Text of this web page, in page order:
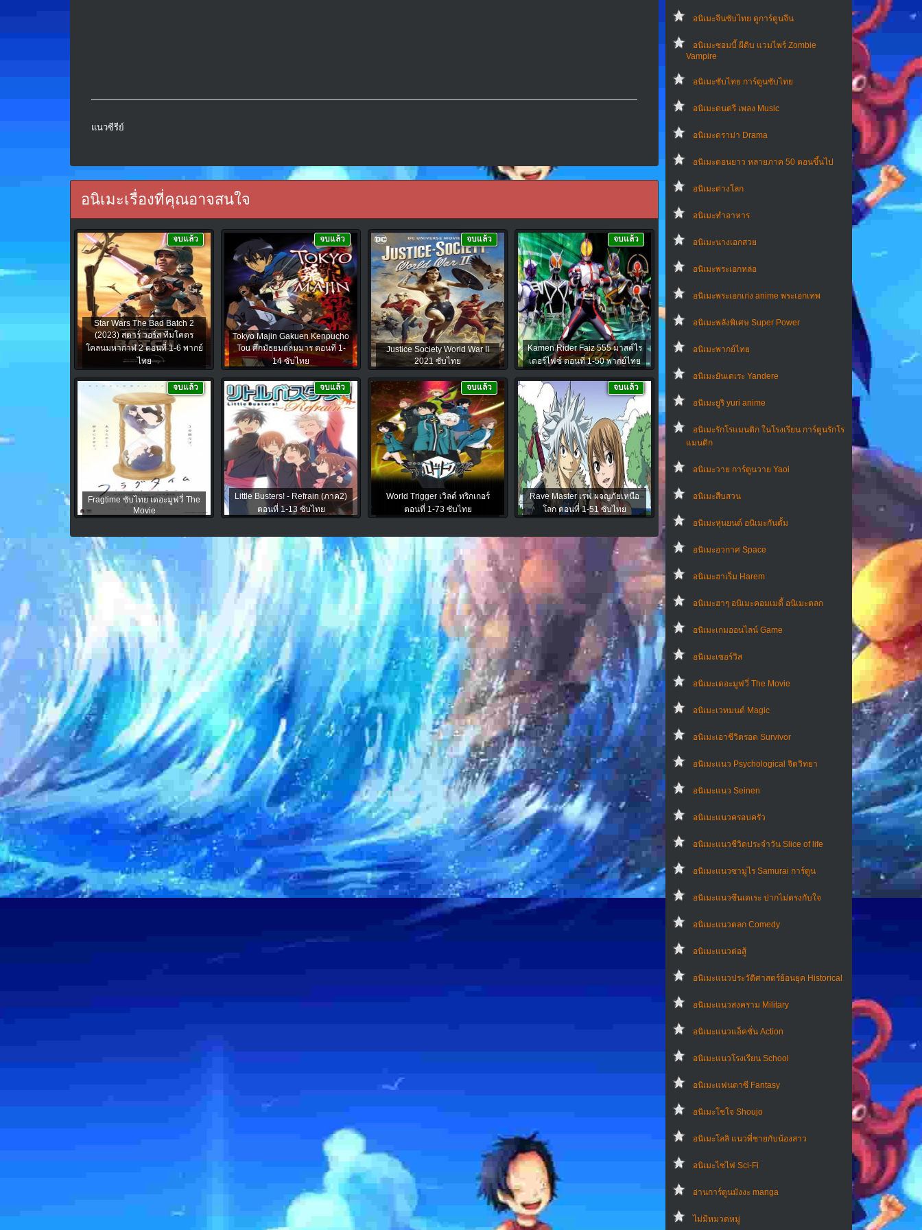
อนิเมะจีนซับไทย ดูการ์ตูนจีน
อนิเมะซอมบี้ ผีดิบ แวมไพร์ Zombie
Vampire
อนิเมะซับไทย การ์ตูนซับไทย
อนิเมะดนตรี เพลง Music
อนิเมะดราม่า Drama
อนิเมะตอนยาว หลายภาค 50 ตอนขึ้นไป
อนิเมะต่างโลก
อนิเมะทําอาหาร
อนิเมะนางเอกสวย
อนิเมะพระเอกหล่อ
อนิเมะพระเอกเก่ง anime พระเอกเทพ
อนิเมะพลังพิเศษ Super Power
อนิเมะพากย์ไทย
อนิเมะยันเดเระ Yandere
อนิเมะยูริ yuri anime
อนิเมะรักโรแมนติก ในโรงเรียน การ์ตูนรักโร
แมนติก
อนิเมะวาย การ์ตูนวาย Yaoi
อนิเมะสืบสวน
อนิเมะหุ่นยนต์ อนิเมะกันดั้ม
อนิเมะอวกาศ Space
อนิเมะฮาเร็ม Harem
อนิเมะฮาๆ อนิเมะคอมเมดี้ อนิเมะตลก
อนิเมะเกมออนไลน์ Game
อนิเมะเซอร์วิส
อนิเมะเดอะมูฟวี่ The Movie
อนิเมะเวทมนต์ Magic
อนิเมะเอาชีวิตรอด Survivor
อนิเมะแนว Psychological จิตวิทยา
อนิเมะแนว Seinen
อนิเมะแนวครอบครัว
อนิเมะแนวชีวิตประจําวัน Slice of life
อนิเมะแนวซามูไร Samurai การ์ตูน
อนิเมะแนวซึนเดเระ ปากไม่ตรงกับใจ
อนิเมะแนวตลก Comedy
อนิเมะแนวต่อสู้
อนิเมะแนวประวัติศาสตร์ย้อนยุค Historical
อนิเมะแนวสงคราม Military
อนิเมะแนวแอ็คชั่น Action
อนิเมะแนวโรงเรียน School
อนิเมะแฟนตาซี Fantasy
อนิเมะโชโจ Shoujo
อนิเมะโลลิ แนวพี่ชายกับน้องสาว
อนิเมะไซไฟ Sci-Fi
อ่านการ์ตูนมังงะ manga
ไม่มีหมวดหมู่
แนวซีรีย์
อนิเมะเรื่องที่คุณอาจสนใจ
Star Wars The Bad Batch 2
(2023) สตาร์ วอร์ส ทีมโคตร
โคลนมหากาฬ 2 ตอนที่ 1-6 พากย์
ไทย
จบแล้ว
Tokyo Majin Gakuen Kenpucho
Tou ศึกมัธยมถล่มมาร ตอนที่ 1-
14 ซับไทย
จบแล้ว
Justice Society World War II
2021 ซับไทย
จบแล้ว
Kamen Rider Faiz 555 มาสค์ไร
เดอร์ไฟซ์ ตอนที่ 1-50 พากย์ไทย
จบแล้ว
Fragtime ซับไทย เดอะมูฟวี่ The
Movie
จบแล้ว
Little Busters! - Refrain (ภาค2)
ตอนที่ 1-13 ซับไทย
จบแล้ว
World Trigger เวิลด์ ทริกเกอร์
ตอนที่ 1-73 ซับไทย
จบแล้ว
Rave Master เรฟ ผจญภัยเหนือ
โลก ตอนที่ 1-51 ซับไทย
จบแล้ว